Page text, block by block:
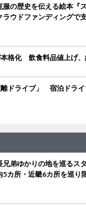
服の歴史を伝える絵本『
ウドファンディングで
本格化 飲食料品値上げ
ドライブ」 宿泊ドライ
兄弟ゆかりの地を巡るス
カ所・近畿6カ所を巡り